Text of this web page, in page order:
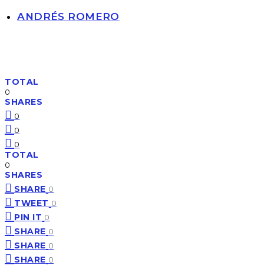
ANDRÉS ROMERO
TOTAL
0
SHARES
0
0
0
TOTAL
0
SHARES
SHARE 0
TWEET 0
PIN IT 0
SHARE 0
SHARE 0
SHARE 0